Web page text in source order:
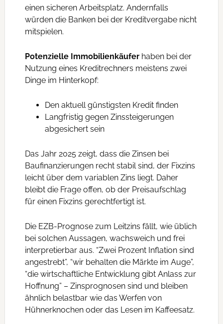
einen sicheren Arbeitsplatz. Andernfalls
würden die Banken bei der Kreditvergabe nicht
mitspielen.
Potenzielle Immobilienkäuferhaben bei der
Nutzung eines Kreditrechners meistens zwei
Dinge im Hinterkopf:
Den aktuell günstigsten Kredit finden
Langfristig gegen Zinssteigerungen
abgesichert sein
Das Jahr 2025 zeigt, dass die Zinsen bei
Baufinanzierungen recht stabil sind, der Fixzins
leicht über dem variablen Zins liegt. Daher
bleibt die Frage offen, ob der Preisaufschlag
für einen Fixzins gerechtfertigt ist.
Die EZB-Prognose zum Leitzins fällt, wie üblich
bei solchen Aussagen, wachsweich und frei
interpretierbar aus. “Zwei Prozent Inflation sind
angestrebt”, “wir behalten die Märkte im Auge”,
“die wirtschaftliche Entwicklung gibt Anlass zur
Hoffnung” – Zinsprognosen sind und bleiben
ähnlich belastbar wie das Werfen von
Hühnerknochen oder das Lesen im Kaffeesatz.